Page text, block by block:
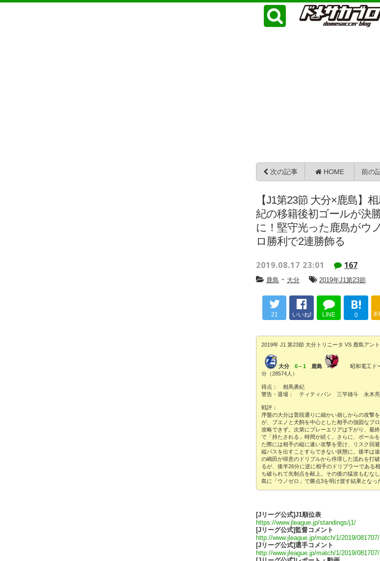
次の記事 HOME 前の
【J1第23節 大分×鹿島】
紀の移籍後初ゴールが決
に！堅守光った鹿島がウ
ロ勝利で2連勝飾る
2019.08.17 23:01 167
鹿島 ・ 大分 2019年J1第23節
21 いいね! LINE
B!
0 更
2019年 J1 第23節 大分トリニータ VS 鹿島アン
大分 0－1 鹿島
昭和電工ド
分（28574人）
得点： 相馬勇紀
警告・退場： ティティパン 三竿雄斗 永木
戦評：
序盤の大分は普段通りに細かい崩しからの攻撃を
が、ブエノと犬飼を中心とした相手の強固なブ
攻略できず。次第にプレーエリアは下がり、最
で「持たされる」時間が続く。さらに、ボール
た際には相手の縦に速い攻撃を受け、リスク回
縦パスを出すことすらできない状態に。後半は
の嶋田が得意のドリブルから停滞した流れを打
るが、後半26分に逆に相手のドリブラーである
ち破られて先制点を献上。その後の猛攻もむな
島に「ウノゼロ」で勝点3を明け渡す結果となっ
[Jリーグ公式]J1順位表
https://www.jleague.jp/standings/j1/
[Jリーグ公式]監督コメント
http://www.jleague.jp/match/1/2019/
[Jリーグ公式]選手コメント
http://www.jleague.jp/match/1/2019/